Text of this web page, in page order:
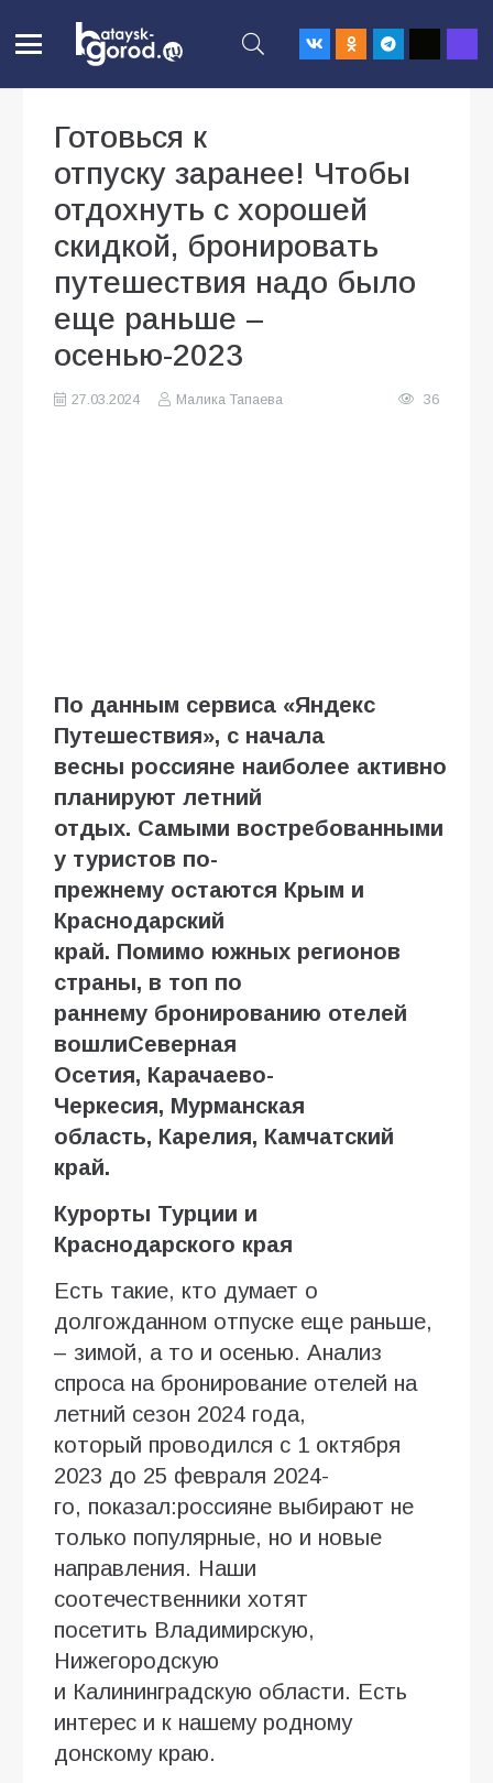
Готовься к
отпуску заранее! Чтобы
отдохнуть с хорошей
скидкой, бронировать
путешествия надо было
еще раньше –
осенью-2023
27.03.2024 Малика Тапаева 36
По данным сервиса «Яндекс
Путешествия», с начала
весны россияне наиболее активно
планируют летний
отдых. Самыми востребованными
у туристов по-
прежнему остаются Крым и
Краснодарский
край. Помимо южных регионов
страны, в топ по
раннему бронированию отелей
вошлиСеверная
Осетия, Карачаево-
Черкесия, Мурманская
область, Карелия, Камчатский
край.
Курорты Турции и
Краснодарского края
Есть такие, кто думает о
долгожданном отпуске еще раньше,
– зимой, а то и осенью. Анализ
спроса на бронирование отелей на
летний сезон 2024 года,
который проводился с 1 октября
2023 до 25 февраля 2024-
го, показал:россияне выбирают не
только популярные, но и новые
направления. Наши
соотечественники хотят
посетить Владимирскую,
Нижегородскую
и Калининградскую области. Есть
интерес и к нашему родному
донскому краю.